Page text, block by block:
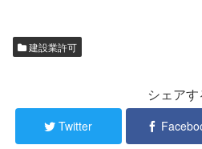
建設業許可
シェアす
Twitter